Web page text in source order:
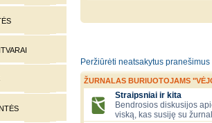
Peržiūrėti neatsakytus pranešimus
ŽURNALAS BURIUOTOJAMS
Straipsniai ir kita
Bendrosios diskusijos
viską, kas susiję su